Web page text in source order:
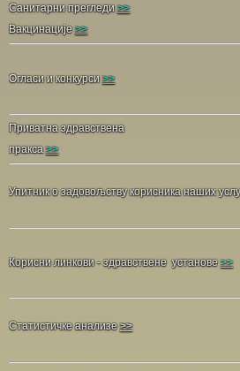
Санитарни прегледи>>
Вакцинације>>
Огласи и конкурси>>
Приватна здравствена
пракса>>
Упитник о задовољству корисника наших
Корисни линкови - здравствене установе >>
Статистичке анализе>>